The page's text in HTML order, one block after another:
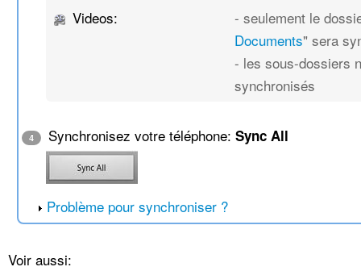
Videos:
- seulement le
Documents" sera
- les sous-dossiers
synchronisés
4 Synchronisez votre téléphone:Sync All
Problème pour synchroniser ?
Voir aussi: